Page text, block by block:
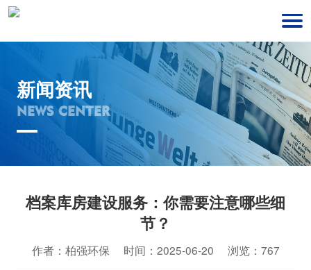
新闻资讯
NEWS CENTER
档案库房建设服务：你需要注意哪些细
节？
作者：柏强环保 时间：2025-06-20 浏览：767